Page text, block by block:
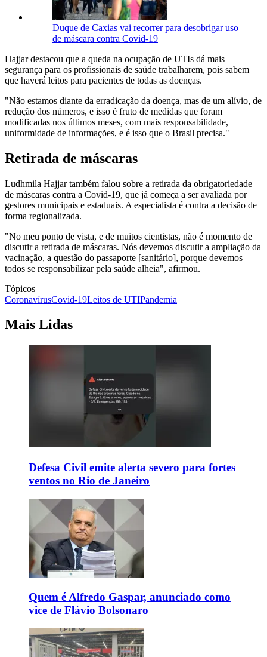
Duque de Caxias vai recorrer para desobrigar uso
de máscara contra Covid-19
Hajjar destacou que a queda na ocupação de UTIs dá mais
segurança para os profissionais de saúde trabalharem, pois sabem
que haverá leitos para pacientes de todas as doenças.
"Não estamos diante da erradicação da doença, mas de um alívio, de
redução dos números, e isso é fruto de medidas que foram
modificadas nos últimos meses, com mais responsabilidade,
uniformidade de informações, e é isso que o Brasil precisa."
Retirada de máscaras
Ludhmila Hajjar também falou sobre a retirada da obrigatoriedade
de máscaras contra a Covid-19, que já começa a ser avaliada por
gestores municipais e estaduais. A especialista é contra a decisão de
forma regionalizada.
"No meu ponto de vista, e de muitos cientistas, não é momento de
discutir a retirada de máscaras. Nós devemos discutir a ampliação da
vacinação, a questão do passaporte [sanitário], porque devemos
todos se responsabilizar pela saúde alheia", afirmou.
Tópicos
CoronavírusCovid-19Leitos de UTIPandemia
Mais Lidas
Defesa Civil emite alerta severo para fortes
ventos no Rio de Janeiro
Quem é Alfredo Gaspar, anunciado como
vice de Flávio Bolsonaro